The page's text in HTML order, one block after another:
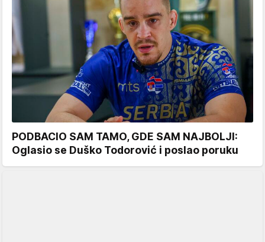
PODBACIO SAM TAMO, GDE SAM NAJBOLJI:
Oglasio se Duško Todorović i poslao poruku